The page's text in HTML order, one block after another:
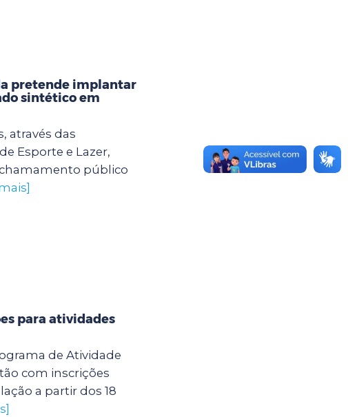
pretende implantar
sintético em
através das
Esporte e Lazer,
público
para atividades
de Atividade
com inscrições
a partir dos 18